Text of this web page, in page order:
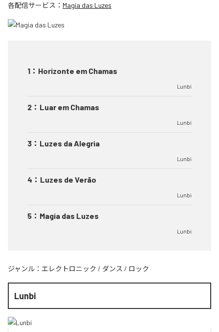
各配信サービス： Magia das Luzes
1 ： Horizonte em Chamas
Lunbi
2 ： Luar em Chamas
Lunbi
3 ： Luzes da Alegria
Lunbi
4 ： Luzes de Verão
Lunbi
5 ： Magia das Luzes
Lunbi
ジャンル： エレクトロニック / ダンス / ロック
Lunbi